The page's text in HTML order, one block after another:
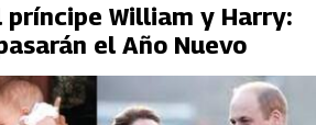
príncipe William y Harry:
el Año Nuevo